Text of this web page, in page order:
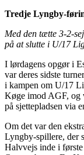
Tredje Lyngby-
Med den tætte 3-2-
på at slutte i U/17
I lørdagens opgør i
var deres sidste
i kampen om U/17
Køge imod AGF, og
på sjettepladsen via
Om det var den
Lyngby-spillere, der
Halvvejs inde i